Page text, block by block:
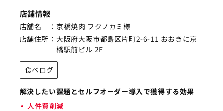
店舗情報
店舗名
京橋焼肉 フクノカミ様
店舗住所
大阪府大阪市都島区片町2-6-11 おおきに京
橋駅前ビル 2F
食べログ
解決したい課題とセルフオーダー導入で獲得する効果
人件費削減